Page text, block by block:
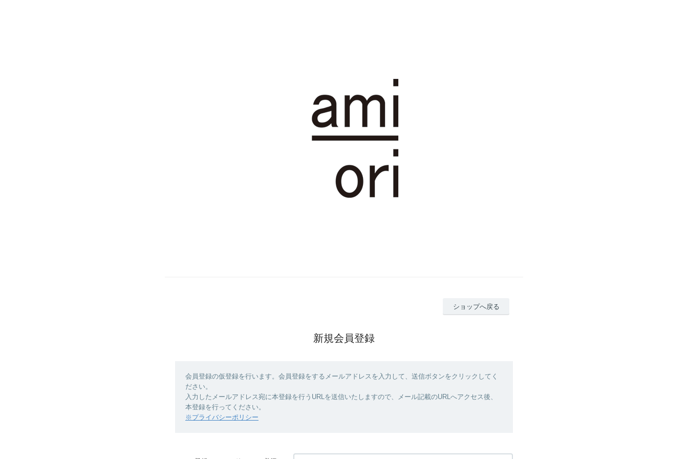
ショップへ戻る
新規会員登録
会員登録の仮登録を行います。会員登録をするメールアドレスを入力して、送信ボタンをクリックしてく
ださい。
入力したメールアドレス宛に本登録を行うURLを送信いたしますので、メール記載のURLへアクセス後、
本登録を行ってください。
※プライバシーポリシー